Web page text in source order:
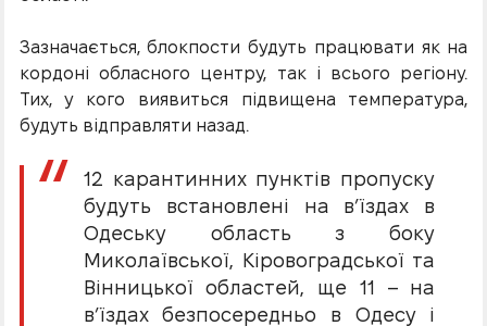
Зазначається, блокпости будуть працювати як на
кордоні обласного центру, так і всього регіону.
Тих, у кого виявиться підвищена температура,
будуть відправляти назад.
12 карантинних пунктів пропуску
будуть встановлені на в’їздах в
Одеську область з боку
Миколаївської, Кіровоградської та
Вінницької областей, ще 11 – на
в’їздах безпосередньо в Одесу і